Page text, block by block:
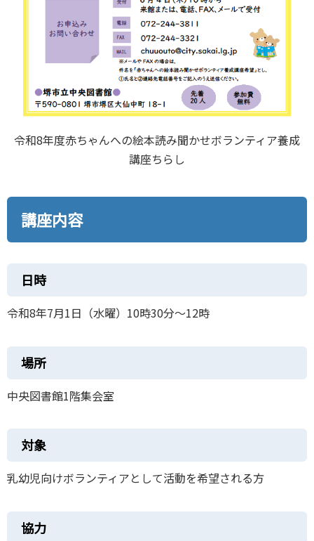
令和8年度赤ちゃんへの絵本読み聞かせボランティア養成
講座ちらし
講座内容
日時
令和8年7月1日（水曜）10時30分～12時
場所
中央図書館1階集会室
対象
乳幼児向けボランティアとして活動を希望される方
協力